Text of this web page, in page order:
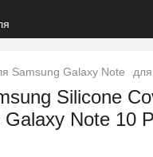
Samsung Galaxy Note
Silicone
Note 10